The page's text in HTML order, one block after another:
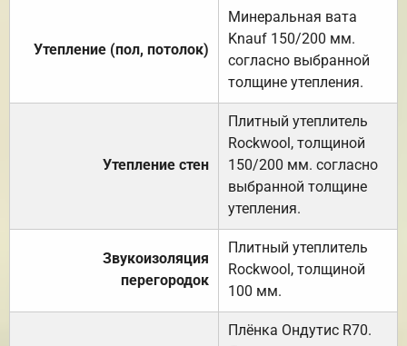
Утепление (пол, потолок)
Минеральная вата
Knauf 150/200 мм.
согласно выбранной
толщине утепления.
Утепление стен
Плитный утеплитель
Rockwool, толщиной
150/200 мм. согласно
выбранной толщине
утепления.
Звукоизоляция
перегородок
Плитный утеплитель
Rockwool, толщиной
100 мм.
Плёнка Ондутис R70.